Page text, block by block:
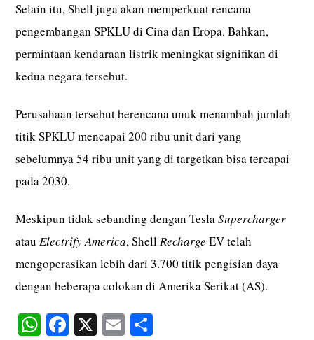
Selain itu, Shell juga akan memperkuat rencana
pengembangan SPKLU di Cina dan Eropa. Bahkan,
permintaan kendaraan listrik meningkat signifikan di
kedua negara tersebut.
Perusahaan tersebut berencana unuk menambah jumlah
titik SPKLU mencapai 200 ribu unit dari yang
sebelumnya 54 ribu unit yang di targetkan bisa tercapai
pada 2030.
Meskipun tidak sebanding dengan TeslaSupercharger
atauElectrify America, ShellRecharge EV telah
mengoperasikan lebih dari 3.700 titik pengisian daya
dengan beberapa colokan di Amerika Serikat (AS).
W Fa X E